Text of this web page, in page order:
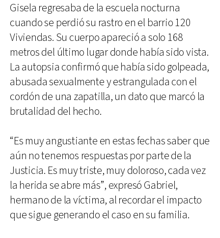
Gisela regresaba de la escuela nocturna
cuando se perdió su rastro en el barrio 120
Viviendas. Su cuerpo apareció a solo 168
metros del último lugar donde había sido vista.
La autopsia confirmó que había sido golpeada,
abusada sexualmente y estrangulada con el
cordón de una zapatilla, un dato que marcó la
brutalidad del hecho.
“Es muy angustiante en estas fechas saber que
aún no tenemos respuestas por parte de la
Justicia. Es muy triste, muy doloroso, cada vez
la herida se abre más”, expresó Gabriel,
hermano de la víctima, al recordar el impacto
que sigue generando el caso en su familia.